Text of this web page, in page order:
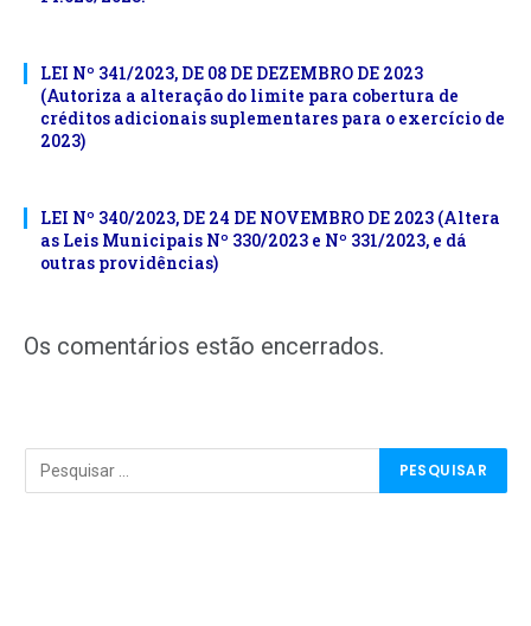
LEI Nº 341/2023, DE 08 DE DEZEMBRO DE 2023
(Autoriza a alteração do limite para cobertura de
créditos adicionais suplementares para o exercício de
2023)
LEI Nº 340/2023, DE 24 DE NOVEMBRO DE 2023 (Altera
as Leis Municipais Nº 330/2023 e Nº 331/2023, e dá
outras providências)
Os comentários estão encerrados.